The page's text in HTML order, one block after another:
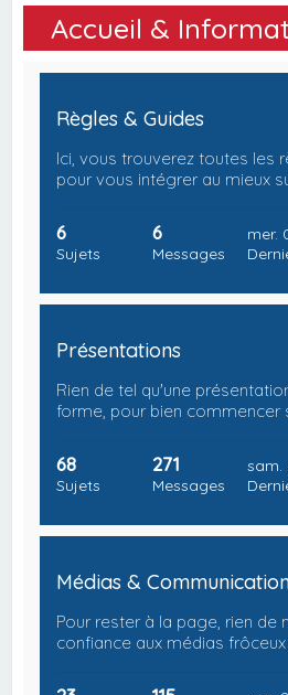
Accueil &
Règles & Guides
Ici, vous trouverez toutes les
pour vous intégrer au mieux
6
Sujets
6
Messages
mer.
Présentations
Rien de tel qu'une
forme, pour bien commencer
68
Sujets
271
Messages
sam.
Médias &
Pour rester à la page, rien de
confiance aux médias